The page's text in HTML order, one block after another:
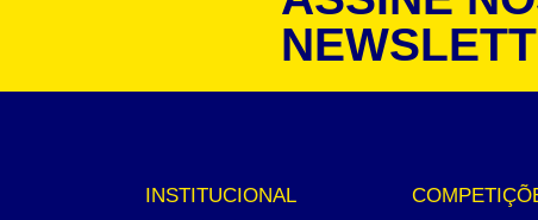
INSTITUCIONAL